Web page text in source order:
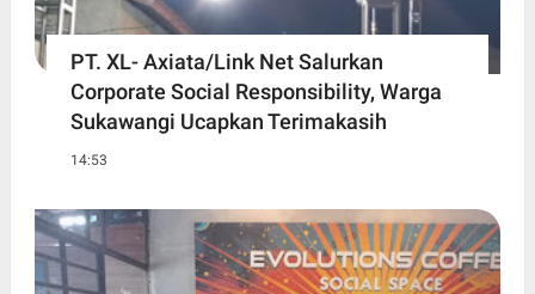
PT. XL- Axiata/Link Net Salurkan
Corporate Social Responsibility, Warga
Sukawangi Ucapkan Terimakasih
14:53